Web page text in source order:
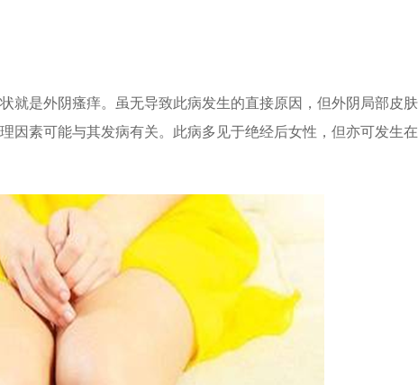
就是外阴瘙痒。虽无导致此病发生的直接原因，但外阴局部皮
因素可能与其发病有关。此病多见于绝经后女性，但亦可发生在